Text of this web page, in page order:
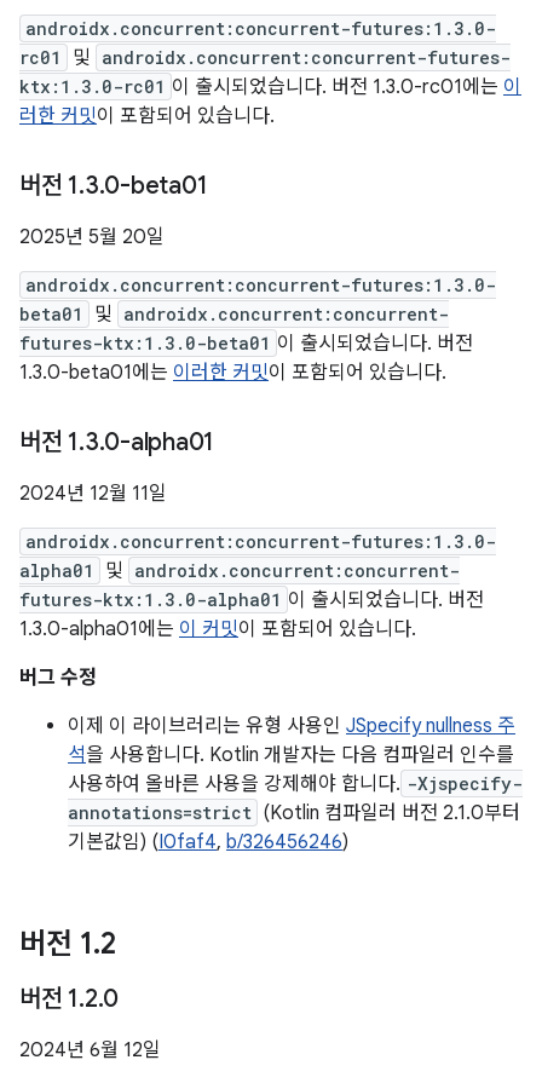
androidx.concurrent:concurrent-futures:1.3.0-
rc01
및 androidx.concurrent:concurrent-futures-
ktx:1.3.0-rc01 이 출시되었습니다. 버전 1.3.0-rc01에는 이
러한 커밋이 포함되어 있습니다.
버전 1.3.0-beta01
2025년 5월 20일
androidx.concurrent:concurrent-futures:1.3.0-
beta01
및 androidx.concurrent:concurrent-
futures-ktx:1.3.0-beta01 이 출시되었습니다. 버전
1.3.0-beta01에는 이러한 커밋이 포함되어 있습니다.
버전 1.3.0-alpha01
2024년 12월 11일
androidx.concurrent:concurrent-futures:1.3.0-
alpha01
및 androidx.concurrent:concurrent-
futures-ktx:1.3.0-alpha01 이 출시되었습니다. 버전
1.3.0-alpha01에는 이 커밋이 포함되어 있습니다.
버그 수정
이제 이 라이브러리는 유형 사용인 JSpecify nullness 주
석을 사용합니다. Kotlin 개발자는 다음 컴파일러 인수를
사용하여 올바른 사용을 강제해야 합니다. -Xjspecify-
annotations=strict (Kotlin 컴파일러 버전 2.1.0부터
기본값임) (I0faf4, b/326456246)
버전 1.2
버전 1.2.0
2024년 6월 12일